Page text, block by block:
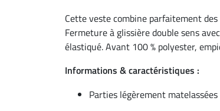
Cette veste combine parfaitement
Fermeture à glissière double sens
élastiqué. Avant 100 % polyester,
Informations & caractéristiques :
Parties légèrement